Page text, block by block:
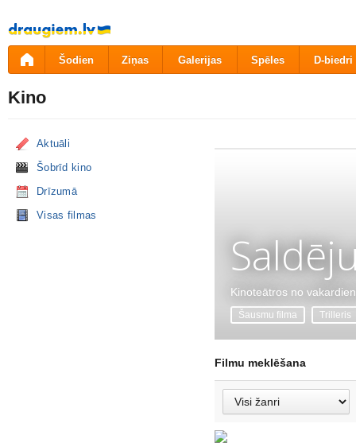
Pāriet
uz
saturu
Šodien Ziņas Galerijas Spēles D-biedri
Kino
Aktuāli
Šobrīd kino
Drīzumā
Visas filmas
Kinoteātros no
Šausmu filma Trilleris
Filmu meklēšana